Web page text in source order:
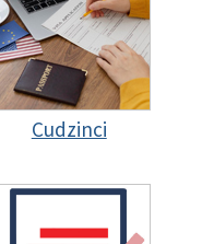
Cudzinci